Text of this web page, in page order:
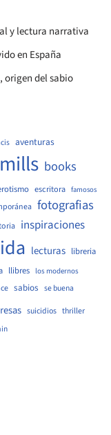
y lectura narrativa
en España
origen del sabio
aventuras
books
escritora famosos
fotografias
inspiraciones
lecturas libreria
llibres los modernos
sabios se buena
suicidios thriller